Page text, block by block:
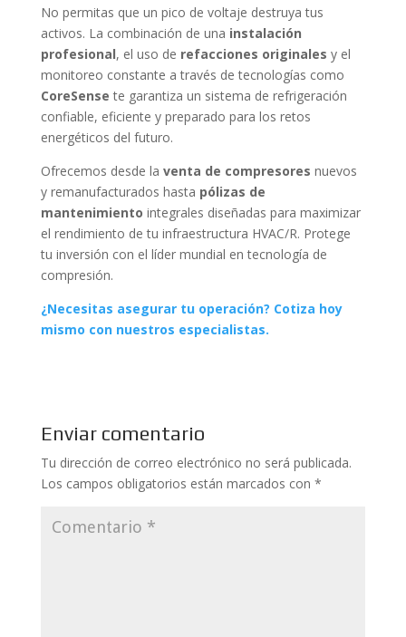
No permitas que un pico de voltaje destruya tus
activos. La combinación de una instalación
profesional, el uso de refacciones originales y el
monitoreo constante a través de tecnologías como
CoreSense te garantiza un sistema de refrigeración
confiable, eficiente y preparado para los retos
energéticos del futuro.
Ofrecemos desde la venta de compresores nuevos
y remanufacturados hasta pólizas de
mantenimiento integrales diseñadas para maximizar
el rendimiento de tu infraestructura HVAC/R. Protege
tu inversión con el líder mundial en tecnología de
compresión.
¿Necesitas asegurar tu operación? Cotiza hoy
mismo con nuestros especialistas.
Enviar comentario
Tu dirección de correo electrónico no será publicada.
Los campos obligatorios están marcados con *